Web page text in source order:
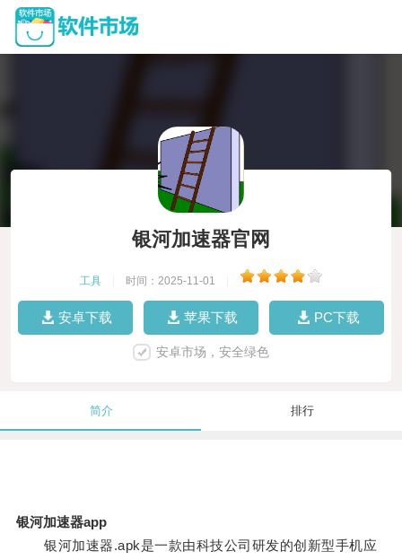
银河加速器官网
工具 时间：2025-11-01
安卓下载 苹果下载 PC下载
安卓市场，安全绿色
简介 排行
银河加速器app
银河加速器.apk是一款由科技公司研发的创新型手机应